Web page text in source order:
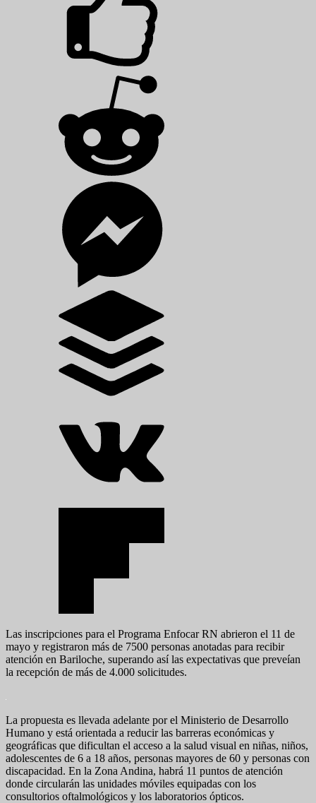
Las inscripciones para el Programa Enfocar RN abrieron el 11 de
mayo y registraron más de 7500 personas anotadas para recibir
atención en Bariloche, superando así las expectativas que preveían
la recepción de más de 4.000 solicitudes.
La propuesta es llevada adelante por el Ministerio de Desarrollo
Humano y está orientada a reducir las barreras económicas y
geográficas que dificultan el acceso a la salud visual en niñas, niños,
adolescentes de 6 a 18 años, personas mayores de 60 y personas con
discapacidad. En la Zona Andina, habrá 11 puntos de atención
donde circularán las unidades móviles equipadas con los
consultorios oftalmológicos y los laboratorios ópticos.